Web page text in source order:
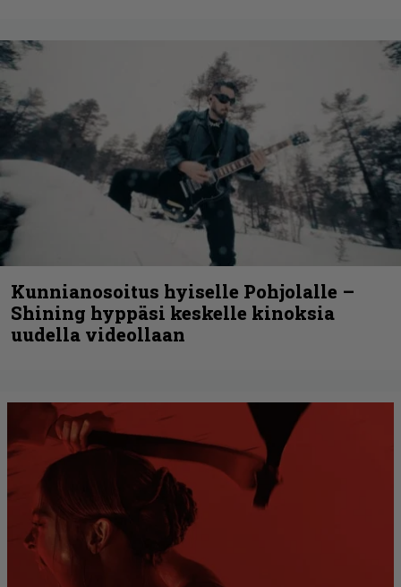
Kunnianosoitus hyiselle Pohjolalle –
Shining hyppäsi keskelle kinoksia
uudella videollaan